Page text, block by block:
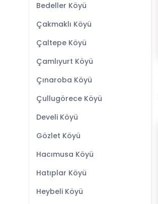
Bedeller Köyü
Çakmaklı Köyü
Çaltepe Köyü
Çamlıyurt Köyü
Çınaroba Köyü
Çullugörece Köyü
Develi Köyü
Gözlet Köyü
Hacımusa Köyü
Hatıplar Köyü
Heybeli Köyü